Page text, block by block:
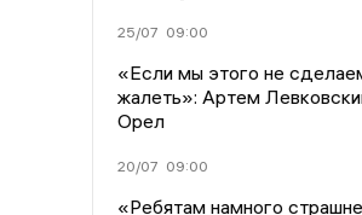
25/07 09:00
«Если мы этого не
жалеть»: Артем
Орел
20/07 09:00
«Ребятам намного